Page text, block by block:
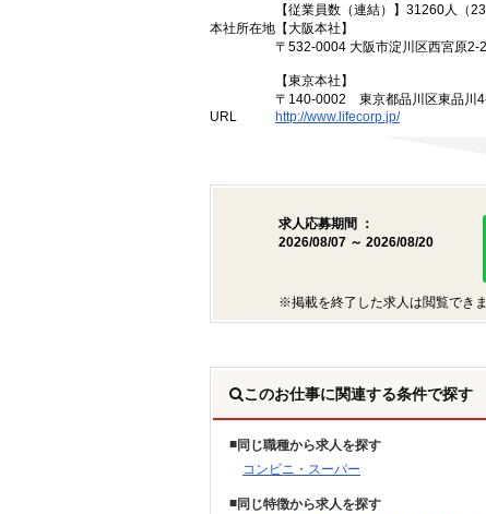
【従業員数（連結）】31260人（23
本社所在地 【大阪本社】
〒532-0004 大阪市淀川区西宮原2-
【東京本社】
〒140-0002 東京都品川区東品川
URL
http://www.lifecorp.jp/
求人応募期間 ：
2026/08/07 ～ 2026/08/20
※掲載を終了した求人は閲覧でき
このお仕事に関連する条件で探す
同じ職種から求人を探す
コンビニ・スーパー
同じ特徴から求人を探す